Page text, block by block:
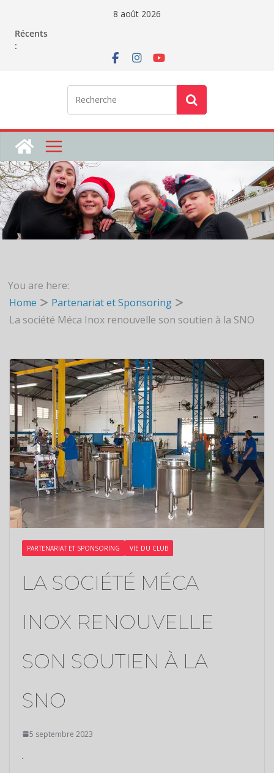
contenu
8 août 2026
Récents
:
You are here:
Home
Partenariat et Sponsoring
La société Méca Inox renouvelle son soutien à la SNO
PARTENARIAT ET SPONSORING VIE DU CLUB
LA SOCIÉTÉ MÉCA
INOX RENOUVELLE
SON SOUTIEN À LA
SNO
5 septembre 2023
.